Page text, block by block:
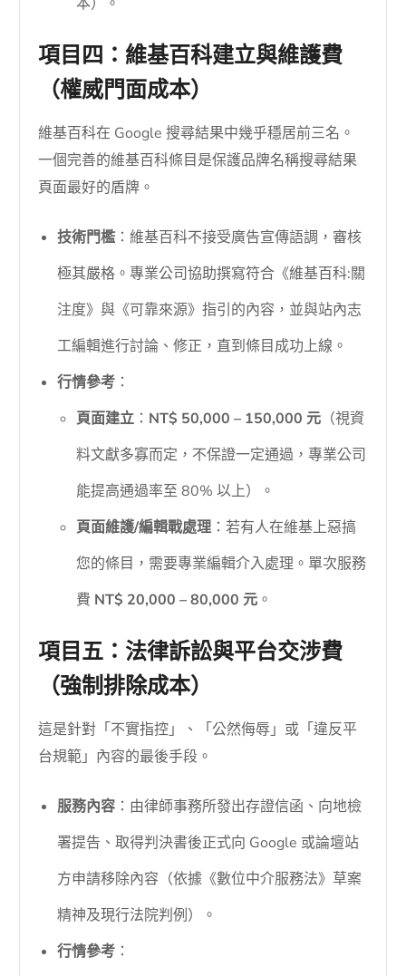
項目四：維基百科建立與維護費
（權威門面成本）
維基百科在 Google 搜尋結果中幾乎穩居前三名。
一個完善的維基百科條目是保護品牌名稱搜尋結果
頁面最好的盾牌。
技術門檻 ：維基百科不接受廣告宣傳語調，審核
極其嚴格。專業公司協助撰寫符合《維基百科:關
注度》與《可靠來源》指引的內容，並與站內志
工編輯進行討論、修正，直到條目成功上線。
行情參考 ：
頁面建立： NT$ 50,000 – 150,000 元（視資
料文獻多寡而定，不保證一定通過，專業公司
能提高通過率至 80% 以上）。
頁面維護/編輯戰處理：若有人在維基上惡搞
您的條目，需要專業編輯介入處理。單次服務
費 NT$ 20,000 – 80,000 元。
項目五：法律訴訟與平台交涉費
（強制排除成本）
這是針對「不實指控」、「公然侮辱」或「違反平
台規範」內容的最後手段。
服務內容 ：由律師事務所發出存證信函、向地檢
署提告、取得判決書後正式向 Google 或論壇站
方申請移除內容（依據《數位中介服務法》草案
精神及現行法院判例）。
行情參考 ：